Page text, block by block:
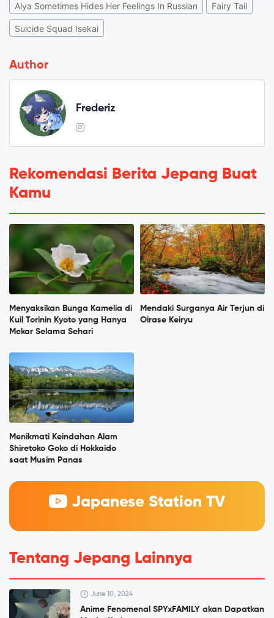
Alya Sometimes Hides Her Feelings In Russian Fairy Tail
Suicide Squad Isekai
Author
Frederiz
Rekomendasi Berita Jepang Buat
Kamu
Menyaksikan Bunga Kamelia di
Kuil Torinin Kyoto yang Hanya
Mekar Selama Sehari
Mendaki Surganya Air Terjun di
Oirase Keiryu
Menikmati Keindahan Alam
Shiretoko Goko di Hokkaido
saat Musim Panas
Japanese Station TV
Tentang Jepang Lainnya
June 10, 2024
Anime Fenomenal SPYxFAMILY akan Dapatkan